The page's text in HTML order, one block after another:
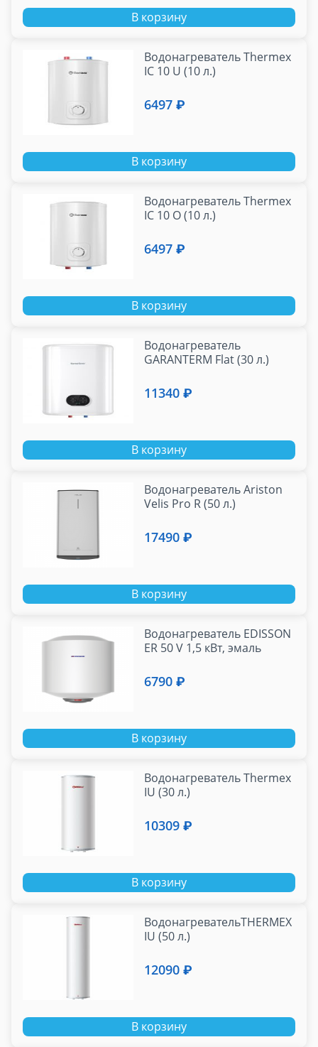
В корзину
Водонагреватель Thermex
IC 10 U (10 л.)
6497 ₽
В корзину
Водонагреватель Thermex
IC 10 O (10 л.)
6497 ₽
В корзину
Водонагреватель
GARANTERM Flat (30 л.)
11340 ₽
В корзину
Водонагреватель Ariston
Velis Pro R (50 л.)
17490 ₽
В корзину
Водонагреватель EDISSON
ER 50 V 1,5 кВт, эмаль
6790 ₽
В корзину
Водонагреватель Thermex
IU (30 л.)
10309 ₽
В корзину
ВодонагревательTHERMEX
IU (50 л.)
12090 ₽
В корзину